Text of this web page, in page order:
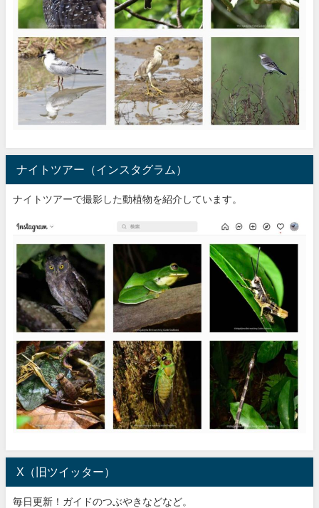
ナイトツアー（インスタグラム）
ナイトツアーで撮影した動植物を紹介しています。
X（旧ツイッター）
毎日更新！ガイドのつぶやきなどなど。